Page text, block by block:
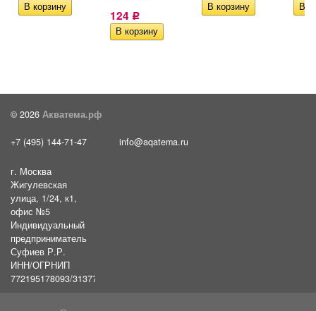
124 Р
© 2026 Акватема.рф
+7 (495) 144-71-47 info@aqatema.ru
г. Москва
Жигулевская
улица, 1/24, к1,
офис №5
Индивидуальный
предприниматель
Суфиев Р.Р.
ИНН/ОГРНИП
772195178093/31377461610054